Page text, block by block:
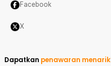
Facebook
X
Dapatkan penawaran menarik